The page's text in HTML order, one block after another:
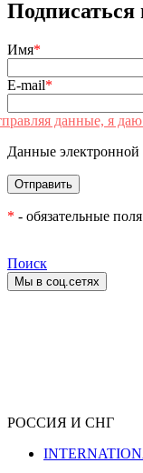
Подписаться
Имя*
E-mail*
данные, я
Данные
* - обязательные поля
Поиск
Мы в соц.сетях
РОССИЯ И СНГ